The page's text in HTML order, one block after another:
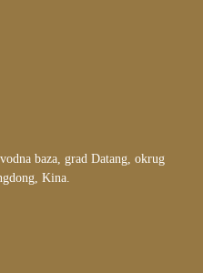
baza, grad Datang, okrug
Kina.